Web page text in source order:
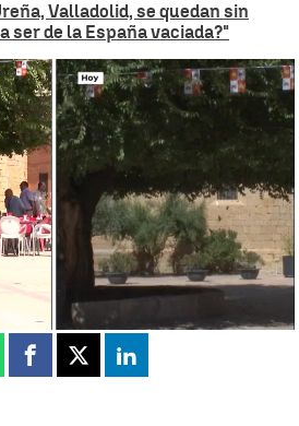
Valladolid, se quedan sin
ser de la España vaciada?"
bullicio: adiós al verano y al regreso a la
despiden del bullicio: adiós al verano y al
regreso a la soledad
de septiembre de 2024, 08:04
Facebook
X Linkedin